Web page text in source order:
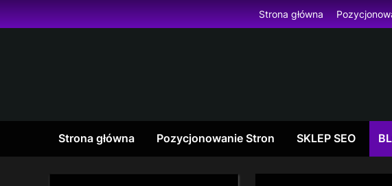
Skip
to
Strona główna
Strona główna Pozycjonowanie Stron SKLEP SEO